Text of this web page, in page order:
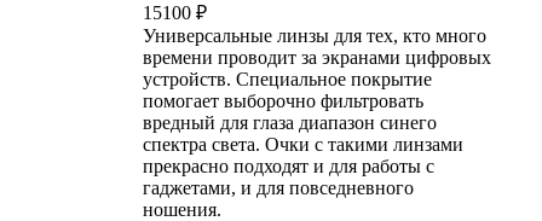
15100 ₽
Универсальные линзы для тех, кто много
времени проводит за экранами цифровых
устройств. Специальное покрытие
помогает выборочно фильтровать
вредный для глаза диапазон синего
спектра света. Очки с такими линзами
прекрасно подходят и для работы с
гаджетами, и для повседневного
ношения.